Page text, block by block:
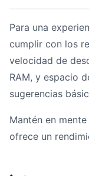
Para una
cumplir con los
velocidad de
RAM, y espacio
sugerencias
Mantén en
ofrece un